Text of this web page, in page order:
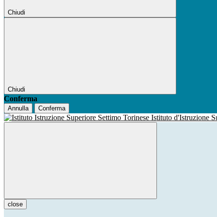
Chiudi
Chiudi
Conferma
Annulla Conferma
Istituto d'Istruzione
close